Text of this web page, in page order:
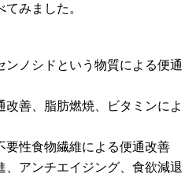
みました。
ンノシドという物質による便通
改善、脂肪燃焼、ビタミンによ
要性食物繊維による便通改善
、アンチエイジング、食欲減退